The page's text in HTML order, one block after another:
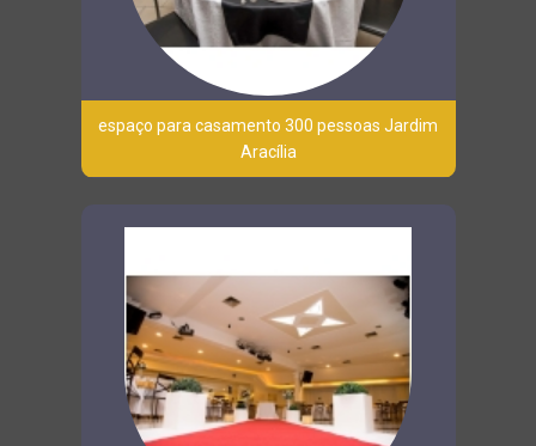
espaço para casamento 300 pessoas Jardim
Aracília